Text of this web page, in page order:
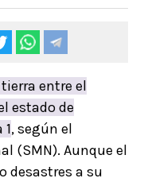
entre el
estado de
, según el
(SMN). Aunque el
desastres a su